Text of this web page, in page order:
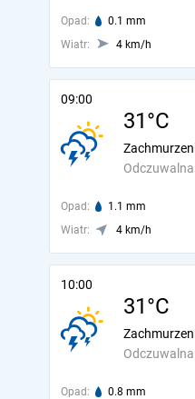
Opad: 0.1 mm
Wiatr:
4 km/h
09:00
31°C
Odczuwalna
Opad: 1.1 mm
Wiatr:
4 km/h
10:00
31°C
Odczuwalna
Opad: 0.8 mm